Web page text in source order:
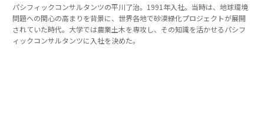
パシフィックコンサルタンツの平川了治。1991年入社。当時は、地球環境
問題への関心の高まりを背景に、世界各地で砂漠緑化プロジェクトが展開
されていた時代。大学では農業土木を専攻し、その知識を活かせるパシフ
ィックコンサルタンツに入社を決めた。